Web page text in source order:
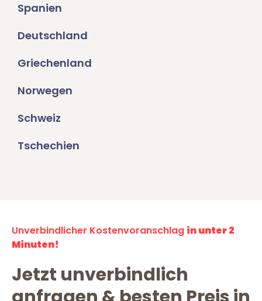
Spanien
Deutschland
Griechenland
Norwegen
Schweiz
Tschechien
Unverbindlicher Kostenvoranschlag in unter 2
Minuten!
Jetzt unverbindlich